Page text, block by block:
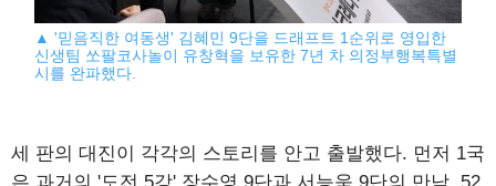
▲ '믿음직한 여동생' 김혜민 9단을 드래프트 1순위로 영입한
신생팀 쏘팔코사놀이 유창혁을 보유한 7년 차 의정부행복특별
시를 완파했다.
세 판의 대진이 각각의 스토리를 안고 출발했다. 먼저 1국